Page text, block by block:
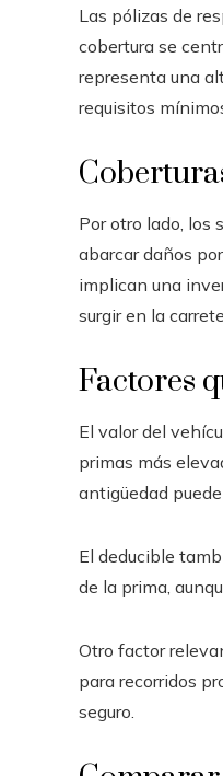
Las pólizas de
cobertura se
representa una
requisitos
Por otro lado, los
abarcar daños
implican una
surgir en la
Factores
El valor del
primas más
antigüedad
El deducible
de la prima,
Otro factor
para recorridos
seguro.